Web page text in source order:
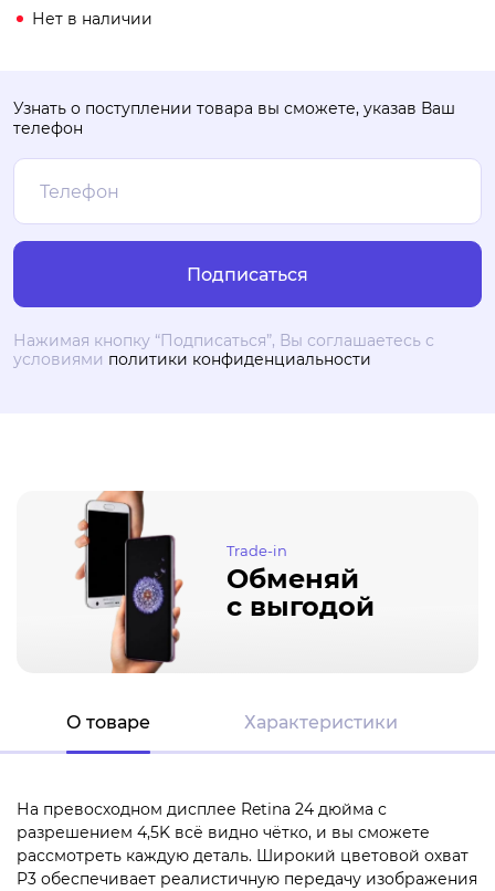
Узнать о поступлении товара вы сможете, указав Ваш
телефон
Нажимая кнопку “Подписаться”, Вы соглашаетесь с
условиями политики конфиденциальности
Нет в наличии
Trade-in
Обменяй
с выгодой
О товаре Характеристики
На превосходном дисплее Retina 24 дюйма с
разрешением 4,5K всё видно чётко, и вы сможете
рассмотреть каждую деталь. Широкий цветовой охват
P3 обеспечивает реалистичную передачу изображения